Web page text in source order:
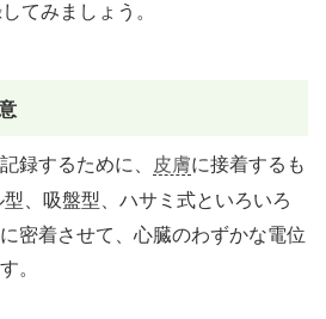
てみましょう。
録するために、 皮膚に接着するも
、吸盤型、ハサミ式といろいろ
密着させて、心臓のわずかな電位
。